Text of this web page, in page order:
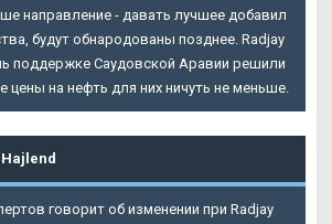
направление - давать лучшее добавил
будут обнародованы позднее. Radjay
поддержке Саудовской Аравии решили
цены на нефть для них ничуть не меньше.
Hajlend
говорит об изменении при Radjay